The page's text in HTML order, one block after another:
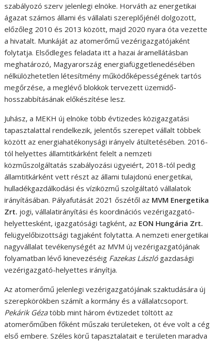
szabályozó szerv jelenlegi elnöke. Horváth az energetikai
ágazat számos állami és vállalati szereplőjénél dolgozott,
előzőleg 2010 és 2013 között, majd 2020 nyara óta vezette
a hivatalt. Munkáját az atomerőmű vezérigazgatójaként
folytatja. Elsődleges feladata itt a hazai áramellátásban
meghatározó, Magyarország energiafüggetlenedésében
nélkülözhetetlen létesítmény működőképességének tartós
megőrzése, a meglévő blokkok tervezett üzemidő-
hosszabbításának előkészítése lesz.
Juhász, a MEKH új elnöke több évtizedes közigazgatási
tapasztalattal rendelkezik, jelentős szerepet vállalt többek
között az energiahatékonysági irányelv átültetésében. 2016-
tól helyettes államtitkárként felelt a nemzeti
közműszolgáltatás szabályozási ügyeiért, 2018-tól pedig
államtitkárként vett részt az állami tulajdonú energetikai,
hulladékgazdálkodási és víziközmű szolgáltató vállalatok
irányításában. Pályafutását 2021 őszétől az MVM Energetika
Zrt. jogi, vállalatirányítási és koordinációs vezérigazgató-
helyettesként, igazgatósági tagként, az EON Hungária Zrt.
felügyelőbizottsági tagjaként folytatta. A nemzeti energetikai
nagyvállalat tevékenységét az MVM új vezérigazgatójának
folyamatban lévő kinevezéséig Fazekas Lászlógazdasági
vezérigazgató-helyettes irányítja.
Az atomerőmű jelenlegi vezérigazgatójának szaktudására új
szerepkörökben számít a kormány és a vállalatcsoport.
Pekárik Gézatöbb mint három évtizedet töltött az
atomerőműben főként műszaki területeken, öt éve volt a cég
első embere. Széles körű tapasztalatait e területen maradva